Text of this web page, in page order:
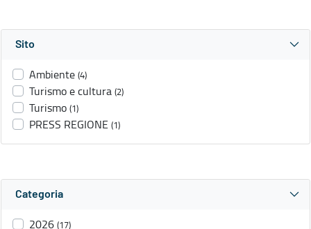
Sito
Ambiente (4)
Turismo e cultura (2)
Turismo (1)
PRESS REGIONE (1)
Categoria
2026 (17)